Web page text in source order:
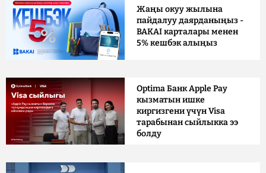
Жаңы окуу жылына
пайдалуу даярданыңыз -
BAKAI карталары менен
5% кешбэк алыңыз
Optima Банк Apple Pay
кызматын ишке
киргизгени үчүн Visa
тарабынан сыйлыкка ээ
болду